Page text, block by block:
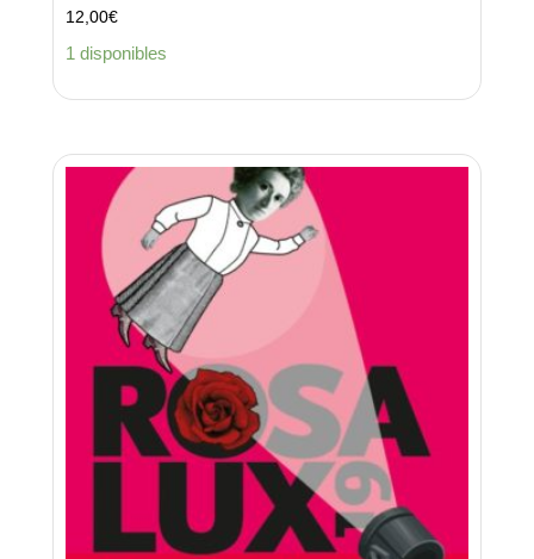
12,00€
1 disponibles